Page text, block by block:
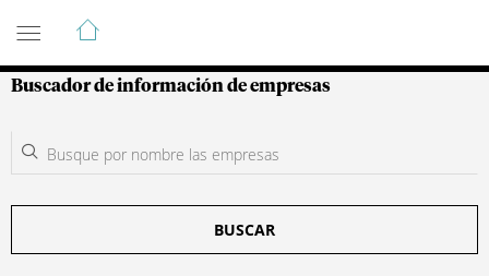
Guía de Empresas Colombianas
Buscador de información de empresas
BUSCAR